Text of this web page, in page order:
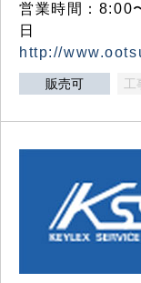
営業時間：8:00
日
http://
販売可 工